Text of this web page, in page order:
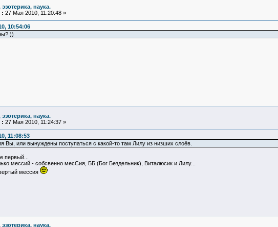
наука.
: 27 Мая 2010, 11:20:48 »
10:54:06
))
наука.
: 27 Мая 2010, 11:24:37 »
11:08:53
Вы, или вынуждены поступаться с какой-то там Лилу из низших слоёв.
первый...
мессий - собсвенно месСия, ББ (Бог Бездельник), Виталюсик и Лилу...
мессия
наука.